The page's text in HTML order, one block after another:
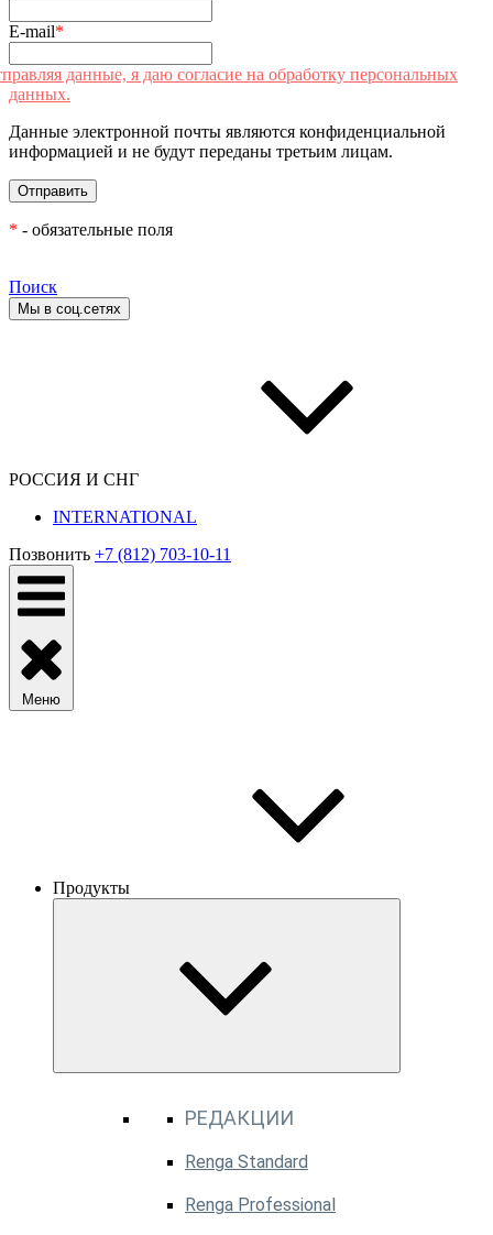
E-mail*
данные, я даю согласие на обработку персональных
данных.
Данные электронной почты являются конфиденциальной
информацией и не будут переданы третьим лицам.
* - обязательные поля
Поиск
Мы в соц.сетях
РОССИЯ И СНГ
INTERNATIONAL
Позвонить +7 (812) 703-10-11
Меню
Продукты
РЕДАКЦИИ
Renga Standard
Renga Professional